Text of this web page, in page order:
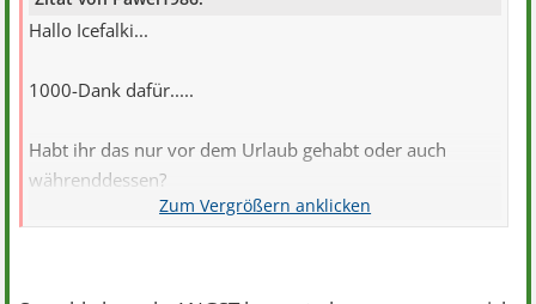
Hallo Icefalki...
1000-Dank dafür.....
Habt ihr das nur vor dem Urlaub gehabt oder auch
währenddessen?